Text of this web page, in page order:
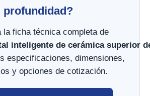
profundidad?
la ficha técnica completa de
inteligente de cerámica superior
especificaciones, dimensiones,
y opciones de cotización.